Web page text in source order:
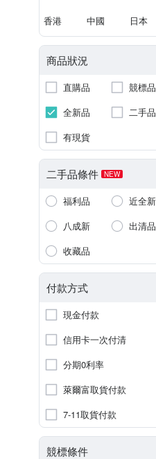
香港 中國 日本
商品狀況
直購品
競標品
全新品
二手品
有現貨
二手品條件 NEW
福利品
近全新
八成新
出清品
收藏品
付款方式
現金付款
信用卡一次付清
分期0利率
萊爾富取貨付款
7-11取貨付款
競標條件